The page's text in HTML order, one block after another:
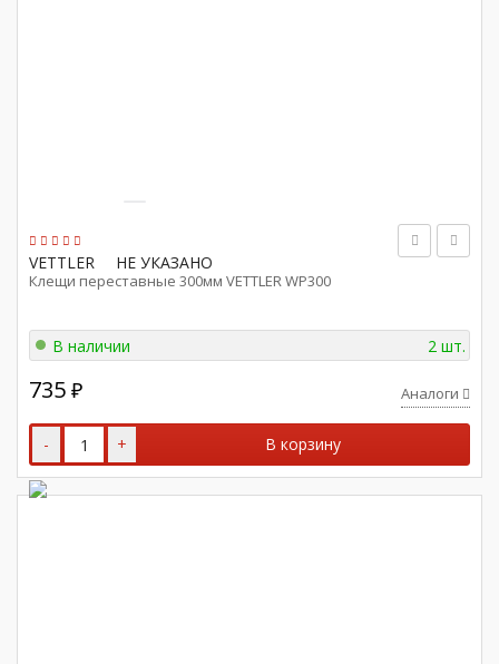
VETTLER НЕ УКАЗАНО
Клещи переставные 300мм VETTLER WP300
В наличии 2 шт.
735 ₽ Аналоги
- + В корзину